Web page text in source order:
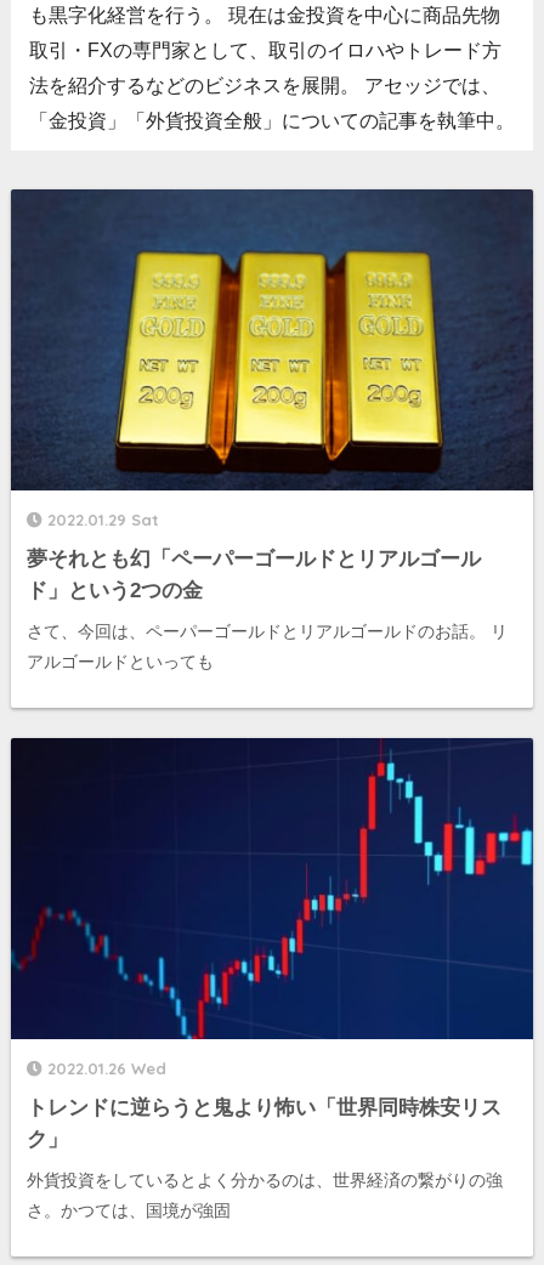
も黒字化経営を行う。 現在は金投資を中心に商品先物
取引・FXの専門家として、取引のイロハやトレード方
法を紹介するなどのビジネスを展開。 アセッジでは、
「金投資」「外貨投資全般」についての記事を執筆中。
2022.01.29 Sat
夢それとも幻「ペーパーゴールドとリアルゴール
ド」という2つの金
さて、今回は、ペーパーゴールドとリアルゴールドのお話。 リ
アルゴールドといっても
2022.01.26 Wed
トレンドに逆らうと鬼より怖い「世界同時株安リス
ク」
外貨投資をしているとよく分かるのは、世界経済の繋がりの強
さ。かつては、国境が強固